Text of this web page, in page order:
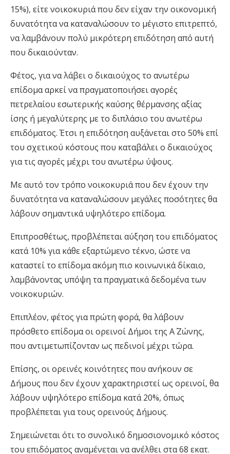
15%), είτε νοικοκυριά που δεν είχαν την οικονομική
δυνατότητα να καταναλώσουν το μέγιστο επιτρεπτό,
να λαμβάνουν πολύ μικρότερη επιδότηση από αυτή
που δικαιούνταν.
Φέτος, για να λάβει ο δικαιούχος το ανωτέρω
επίδομα αρκεί να πραγματοποιήσει αγορές
πετρελαίου εσωτερικής καύσης θέρμανσης αξίας
ίσης ή μεγαλύτερης με το διπλάσιο του ανωτέρω
επιδόματος. Έτσι η επιδότηση αυξάνεται στο 50% επί
του σχετικού κόστους που καταβάλει ο δικαιούχος
για τις αγορές μέχρι του ανωτέρω ύψους.
Με αυτό τον τρόπο νοικοκυριά που δεν έχουν την
δυνατότητα να καταναλώσουν μεγάλες ποσότητες θα
λάβουν σημαντικά υψηλότερο επίδομα.
Επιπροσθέτως, προβλέπεται αύξηση του επιδόματος
κατά 10% για κάθε εξαρτώμενο τέκνο, ώστε να
καταστεί το επίδομα ακόμη πιο κοινωνικά δίκαιο,
λαμβάνοντας υπόψη τα πραγματικά δεδομένα των
νοικοκυριών.
Επιπλέον, φέτος για πρώτη φορά, θα λάβουν
πρόσθετο επίδομα οι ορεινοί Δήμοι της Α΄ Ζώνης,
που αντιμετωπίζονταν ως πεδινοί μέχρι τώρα.
Επίσης, οι ορεινές κοινότητες που ανήκουν σε
Δήμους που δεν έχουν χαρακτηριστεί ως ορεινοί, θα
λάβουν υψηλότερο επίδομα κατά 20%, όπως
προβλέπεται για τους ορεινούς Δήμους.
Σημειώνεται ότι το συνολικό δημοσιονομικό κόστος
του επιδόματος αναμένεται να ανέλθει στα 68 εκατ.